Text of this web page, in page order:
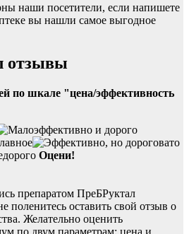
наши посетители, если напишете
вы нашли самое выгодное
отзывы
по шкале "цена/эффективность
Оцени!
препаратом ПреБРуктал
поленитесь оставить свой отзыв о
Желательно оценить
по двум параметрам: цена и